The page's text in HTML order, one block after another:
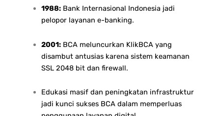
1988:Bank Internasional Indonesia jadi
pelopor layanan e-banking.
2001:BCA meluncurkan KlikBCA yang
disambut antusias karena sistem keamanan
SSL 2048 bit dan firewall.
Edukasi masif dan peningkatan infrastruktur
jadi kunci sukses BCA dalam memperluas